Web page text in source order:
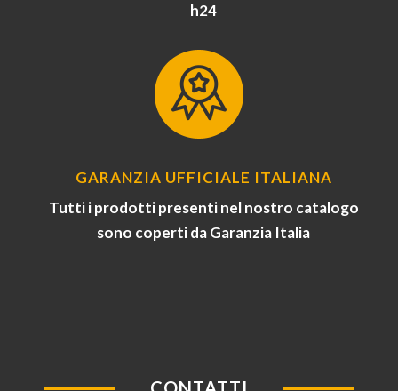
h24
GARANZIA UFFICIALE ITALIANA
Tutti i prodotti presenti nel nostro catalogo
sono coperti da Garanzia Italia